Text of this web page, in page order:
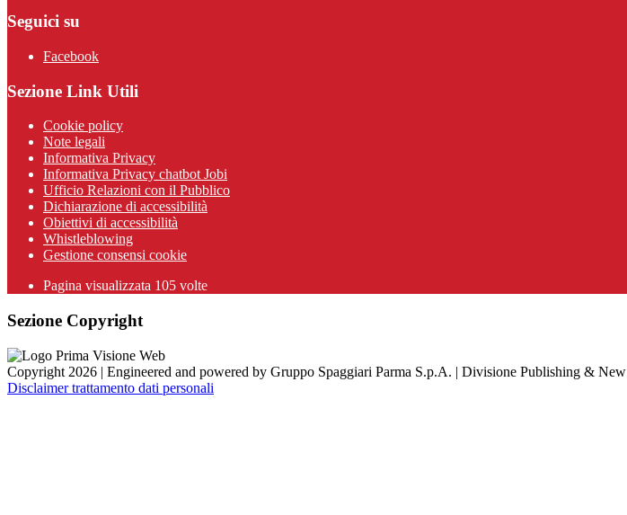
Seguici su
Facebook
Sezione Link Utili
Cookie policy
Note legali
Informativa Privacy
Informativa Privacy chatbot Jobi
Ufficio Relazioni con il Pubblico
Dichiarazione di accessibilità
Obiettivi di accessibilità
Whistleblowing
Gestione consensi cookie
Pagina visualizzata 105 volte
Sezione Copyright
Copyright 2026 | Engineered and powered by Gruppo Spaggiari Parma S.p.A. | Divisione Publishing &
Disclaimer trattamento dati personali